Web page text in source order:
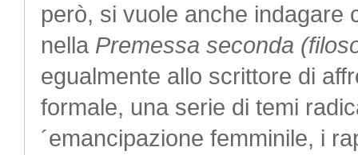
però, si vuole anche indagare
nella Premessa seconda
egualmente allo scrittore di
formale, una serie di temi
´emancipazione femminile, i